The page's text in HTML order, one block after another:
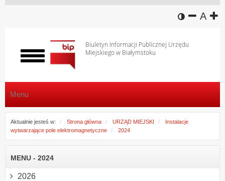
wersja
A
Biuletyn Informacji Publicznej Urzędu
Miejskiego w Białymstoku
Włącz
menu
Menu
Aktualnie jesteś w: Strona główna URZĄD MIEJSKI
Instalacje
wytwarzające pole elektromagnetyczne
2024
MENU - 2024
2026